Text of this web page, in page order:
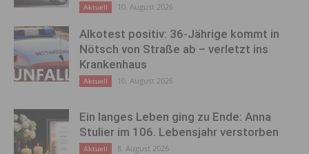
Aktuell 10. August 2026
Alkotest positiv: 36-Jährige kommt in
Nötsch von Straße ab – verletzt ins
Krankenhaus
Aktuell 10. August 2026
Ein langes Leben ging zu Ende: Anna
Stulier im 106. Lebensjahr verstorben
Aktuell 8. August 2026